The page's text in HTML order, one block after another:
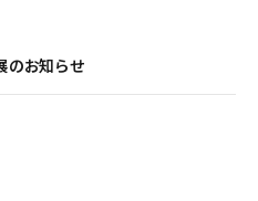
のお知らせ
』を9月4日に初開
理念「つなげる・つな
現〜
による一時閉鎖』のお